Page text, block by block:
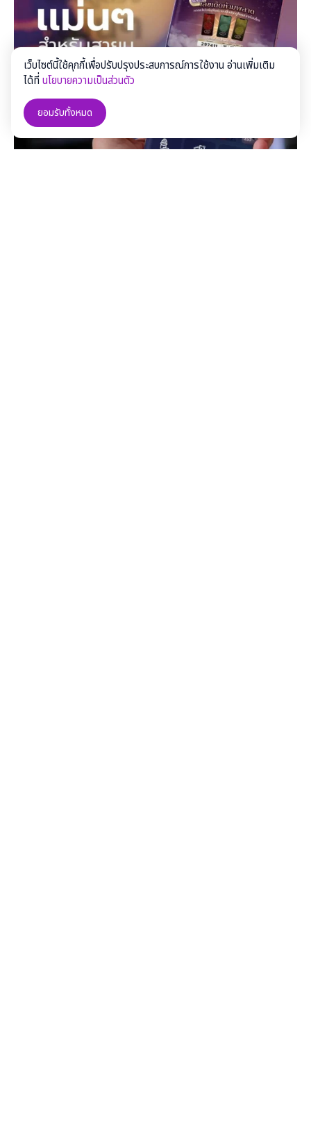
เว็บไซต์นี้ใช้คุกกี้เพื่อปรับปรุงประสบการณ์การใช้งาน อ่านเพิ่มเติม
ได้ที่นโยบายความเป็นส่วนตัว
ยอมรับทั้งหมด